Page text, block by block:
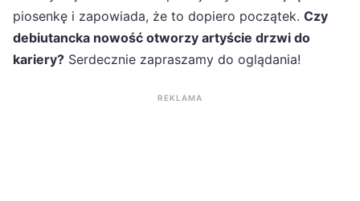
piosenkę i zapowiada, że to dopiero początek. Czy
debiutancka nowość otworzy artyście drzwi do
kariery? Serdecznie zapraszamy do oglądania!
REKLAMA